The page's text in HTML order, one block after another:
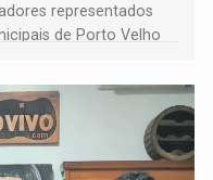
representados
de Porto Velho